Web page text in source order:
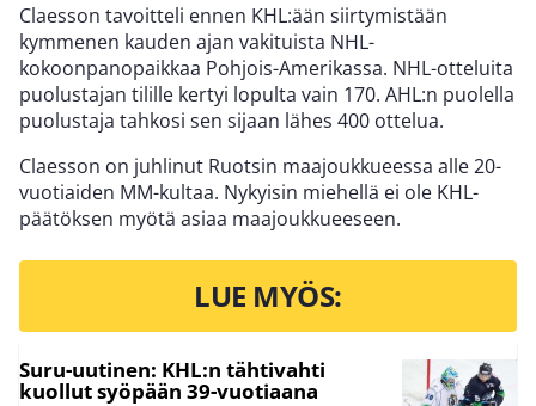
Claesson tavoitteli ennen KHL:ään siirtymistään
kymmenen kauden ajan vakituista NHL-
kokoonpanopaikkaa Pohjois-Amerikassa. NHL-otteluita
puolustajan tilille kertyi lopulta vain 170. AHL:n puolella
puolustaja tahkosi sen sijaan lähes 400 ottelua.
Claesson on juhlinut Ruotsin maajoukkueessa alle 20-
vuotiaiden MM-kultaa. Nykyisin miehellä ei ole KHL-
päätöksen myötä asiaa maajoukkueeseen.
LUE MYÖS:
Suru-uutinen: KHL:n tähtivahti
kuollut syöpään 39-vuotiaana